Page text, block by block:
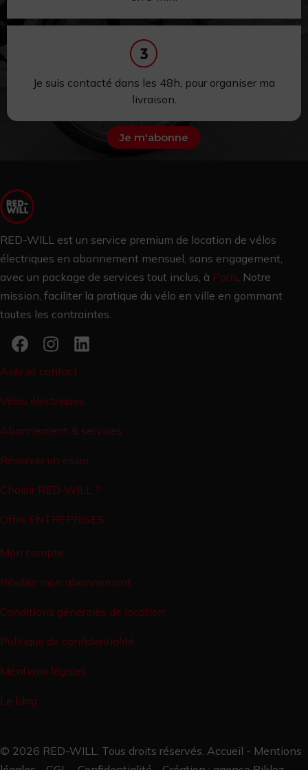
Je suis contacté dans les 48h, pour organiser ma
livraison.
Je m'abonne
RED-WILL est un service premium de location de vélos
électriques en abonnement mensuel, sans engagement,
avec un package de services tout inclus, à Paris Notre
mission, faciliter la pratique du vélo en ville en gommant
toutes les contraintes.
Aide et contact
Vélos électriques
Abonnement & services
Réserver un essai
Choisir RED-WILL ?
Offre ENTREPRISES
Mon compte
Résilier mon abonnement
Conditions générales de location
Politique de confidentialité
Mentions légales
Le blog
© 2026 RED-WILL. Tous droits réservés. Accueil - Mentions